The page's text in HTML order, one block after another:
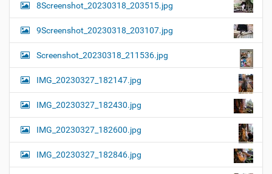
8Screenshot_20230318_203515.jpg
9Screenshot_20230318_203107.jpg
Screenshot_20230318_211536.jpg
IMG_20230327_182147.jpg
IMG_20230327_182430.jpg
IMG_20230327_182600.jpg
IMG_20230327_182846.jpg